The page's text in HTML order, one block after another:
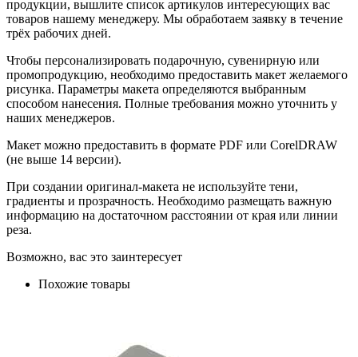
продукции, вышлите список артикулов интересующих вас
товаров нашему менеджеру. Мы обработаем заявку в течение
трёх рабочих дней.
Чтобы персонализировать подарочную, сувенирную или
промопродукцию, необходимо предоставить макет желаемого
рисунка. Параметры макета определяются выбранным
способом нанесения. Полные требования можно уточнить у
наших менеджеров.
Макет можно предоставить в формате PDF или CorelDRAW
(не выше 14 версии).
При создании оригинал-макета не используйте тени,
градиенты и прозрачность. Необходимо размещать важную
информацию на достаточном расстоянии от края или линии
реза.
Возможно, вас это заинтересует
Похожие товары